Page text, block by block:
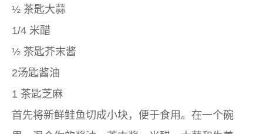
½ 茶匙大蒜
1/4 米醋
½ 茶匙芥末酱
2汤匙酱油
1 茶匙芝麻
首先将新鲜鲑鱼切成小块，便于食用。在一个碗